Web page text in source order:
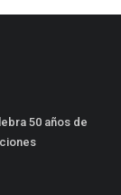
50 años de